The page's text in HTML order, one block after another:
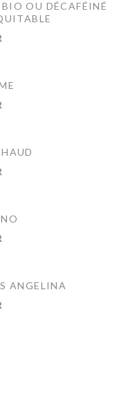
BIO OU DÉCAFÉINÉ
ANGELINA